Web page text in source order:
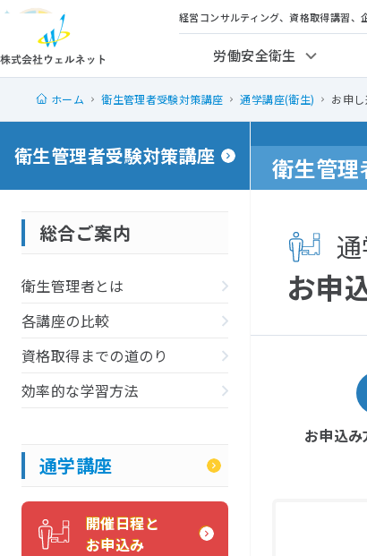
経営コンサルティング、資格取得講習
労働安全衛生
ホーム 衛生管理者受験対策講座 通学講座(衛生) お申
衛生管理者受験対策講座
総合ご案内
衛生管理者とは
各講座の比較
資格取得までの道のり
効率的な学習方法
通学講座
開催日程と
お申込み
衛生管理
お申
お申込